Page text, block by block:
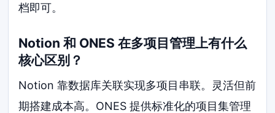
档即可。
Notion 和 ONES 在多项目管理上有什么
核心区别？
Notion 靠数据库关联实现多项目串联。灵活但前
期搭建成本高。ONES 提供标准化的项目集管理